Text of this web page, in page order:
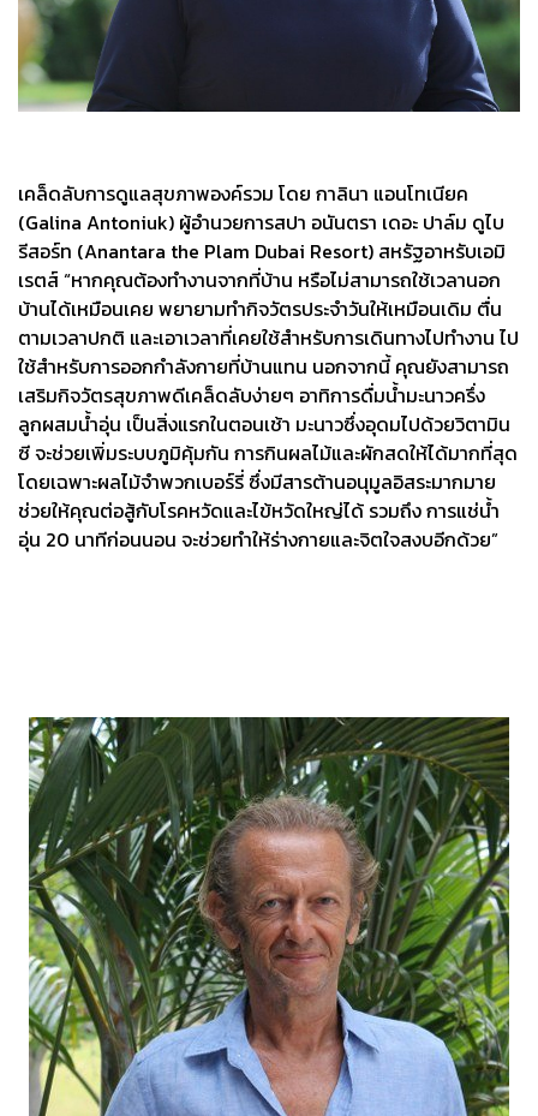
เคล็ดลับการดูแลสุขภาพองค์รวม โดย กาลินา แอนโทเนียค
(Galina Antoniuk) ผู้อำนวยการสปา อนันตรา เดอะ ปาล์ม ดูไบ
รีสอร์ท (Anantara the Plam Dubai Resort) สหรัฐอาหรับเอมิ
เรตส์ “หากคุณต้องทำงานจากที่บ้าน หรือไม่สามารถใช้เวลานอก
บ้านได้เหมือนเคย พยายามทำกิจวัตรประจำวันให้เหมือนเดิม ตื่น
ตามเวลาปกติ และเอาเวลาที่เคยใช้สำหรับการเดินทางไปทำงาน ไป
ใช้สำหรับการออกกำลังกายที่บ้านแทน นอกจากนี้ คุณยังสามารถ
เสริมกิจวัตรสุขภาพดีเคล็ดลับง่ายๆ อาทิการดื่มน้ำมะนาวครึ่ง
ลูกผสมน้ำอุ่น เป็นสิ่งแรกในตอนเช้า มะนาวซึ่งอุดมไปด้วยวิตามิน
ซี จะช่วยเพิ่มระบบภูมิคุ้มกัน การกินผลไม้และผักสดให้ได้มากที่สุด
โดยเฉพาะผลไม้จำพวกเบอร์รี่ ซึ่งมีสารต้านอนุมูลอิสระมากมาย
ช่วยให้คุณต่อสู้กับโรคหวัดและไข้หวัดใหญ่ได้ รวมถึง การแช่น้ำ
อุ่น 20 นาทีก่อนนอน จะช่วยทำให้ร่างกายและจิตใจสงบอีกด้วย”